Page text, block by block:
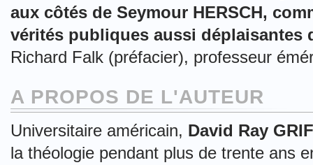
aux côtés de Seymour HERSCH,
vérités publiques aussi déplaisantes
Richard Falk (préfacier), professeur
A PROPOS DE L'AUTEUR
Universitaire américain, David Ray
la théologie pendant plus de trente ans